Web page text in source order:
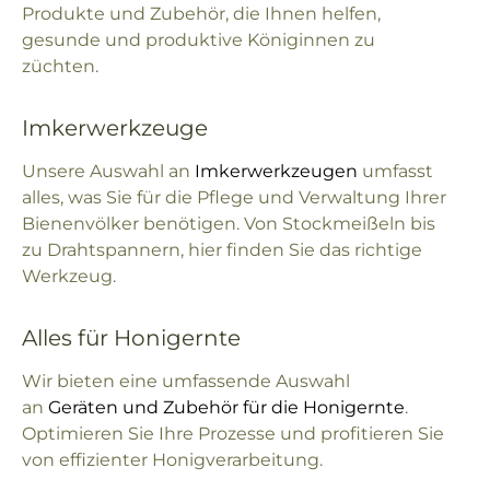
Produkte und Zubehör, die Ihnen helfen,
gesunde und produktive Königinnen zu
züchten.
Imkerwerkzeuge
Unsere Auswahl an Imkerwerkzeugen umfasst
alles, was Sie für die Pflege und Verwaltung Ihrer
Bienenvölker benötigen. Von Stockmeißeln bis
zu Drahtspannern, hier finden Sie das richtige
Werkzeug.
Alles für Honigernte
Wir bieten eine umfassende Auswahl
an Geräten und Zubehör für die Honigernte.
Optimieren Sie Ihre Prozesse und profitieren Sie
von effizienter Honigverarbeitung.